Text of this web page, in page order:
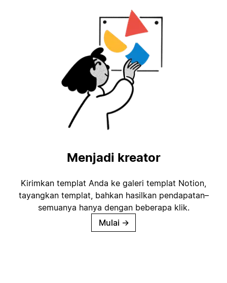
Menjadi kreator
Kirimkan templat Anda ke galeri templat Notion,
tayangkan templat, bahkan hasilkan pendapatan–
semuanya hanya dengan beberapa klik.
Mulai →